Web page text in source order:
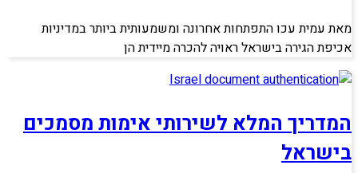
מאת עמית עכו התפתחות אחרונה ומשמעותית ביותר במדיניות
אכיפת הגירה בישראל ראויה להכרה מיידית הן
המדריך המלא לשירותי אימות מסמכים
בישראל